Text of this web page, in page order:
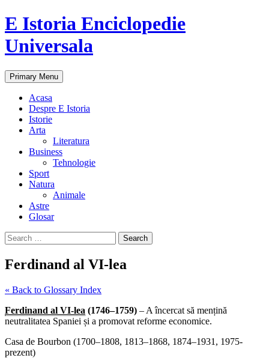
E Istoria Enciclopedie
Universala
Search
Primary Menu Skip
to
Acasa
Despre E Istoria
Istorie
Arta
Literatura
Business
Tehnologie
Sport
Natura
Animale
Astre
Glosar
Search
for:
Ferdinand al VI-lea
« Back to Glossary Index
Ferdinand al VI-lea (1746–1759) – A încercat să mențină
neutralitatea Spaniei și a promovat reforme economice.
Casa de Bourbon (1700–1808, 1813–1868, 1874–1931, 1975-
prezent)